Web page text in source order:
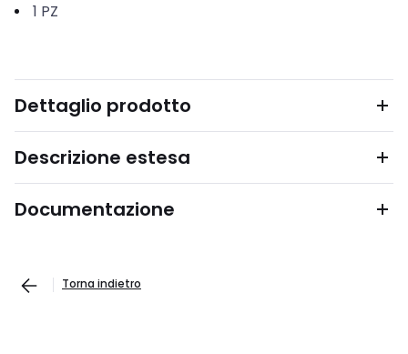
1 PZ
Dettaglio prodotto
Descrizione estesa
Documentazione
Torna indietro